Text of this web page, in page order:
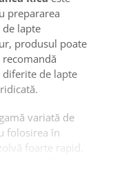
prepararea
lapte
produsul poate
de lapte
variată de
folosirea în
foarte rapid.
cappuccino